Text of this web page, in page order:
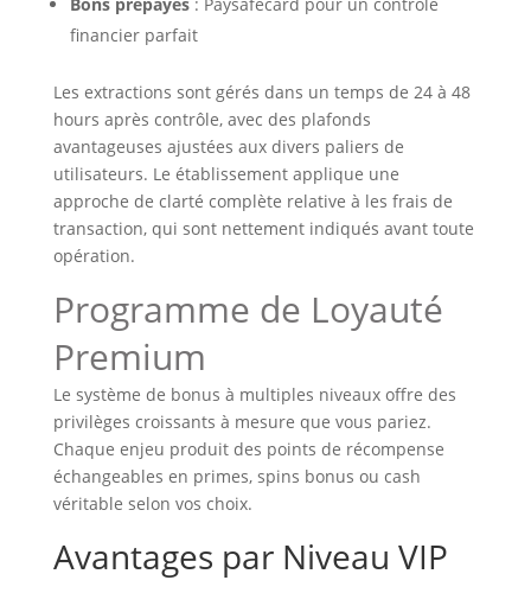
financier parfait
Les extractions sont gérés dans un temps de 24 à 48
hours après contrôle, avec des plafonds
avantageuses ajustées aux divers paliers de
utilisateurs. Le établissement applique une
approche de clarté complète relative à les frais de
transaction, qui sont nettement indiqués avant toute
opération.
Programme de Loyauté
Premium
Le système de bonus à multiples niveaux offre des
privilèges croissants à mesure que vous pariez.
Chaque enjeu produit des points de récompense
échangeables en primes, spins bonus ou cash
véritable selon vos choix.
Avantages par Niveau VIP